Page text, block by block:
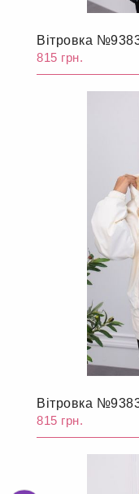
Вітровка
815 грн.
Вітровка
815 грн.